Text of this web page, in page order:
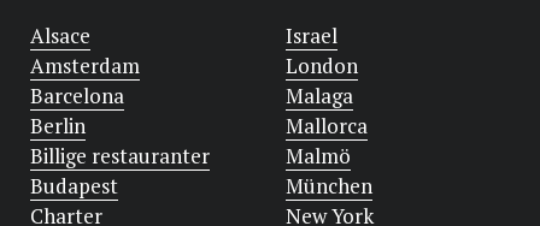
Alsace
Amsterdam
Barcelona
Berlin
Billige restauranter
Budapest
Charter
Israel
London
Malaga
Mallorca
Malmö
München
New York